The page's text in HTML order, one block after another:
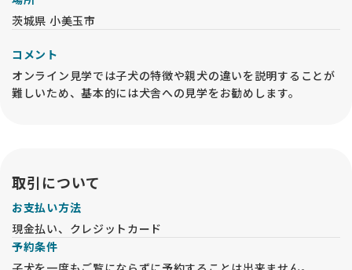
生活環境によっては、子犬を受け入れてから飼養が難しい環境
う場合も少なくありません。
★★★ 遺伝疾患・疾病予防への取り組み★★★
福田ブリーダーは両親から受け継ぐマイナス要因は出来る限り
【股関節形成不全】
福田ブリーダーでは両親犬の股関節の状態をＪＡＨＤという検
査機関で検査を受けています。両親を調べ始めて10年経ちます
が、非常に良好な結果が出ており、ケンネルで残した子に発症
する子犬が激減しています。お客様のご好意で頂く結果もケン
ネルの子よりも良いスコアが出ています。
茨城県 小美玉市
コメント
オンライン見学では子犬の特徴や親犬の違いを説明することが
難しいため、基本的には犬舎への見学をお勧めします。
取引について
お支払い方法
現金払い、クレジットカード
予約条件